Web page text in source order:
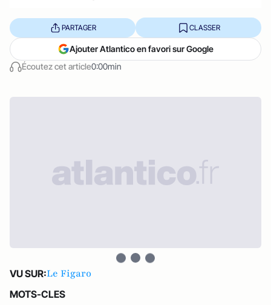
Écoutez cet article0:00min
PARTAGER CLASSER
Ajouter Atlantico en favori sur Google
VU SUR:Le Figaro
MOTS-CLES